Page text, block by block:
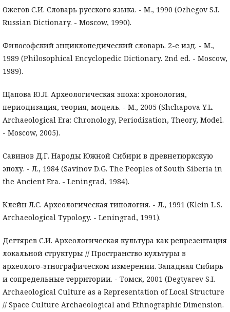
Ожегов С.И. Словарь русского языка. - М., 1990 (Ozhegov S.I.
Russian Dictionary. - Moscow, 1990).
Философский энциклопедический словарь. 2-е изд. - М.,
1989 (Philosophical Encyclopedic Dictionary. 2nd ed. - Moscow,
1989).
Щапова Ю.Л. Археологическая эпоха: хронология,
периодизация, теория, модель. - М., 2005 (Shchapova Y.L.
Archaeological Era: Chronology, Periodization, Theory, Model.
- Moscow, 2005).
Савинов Д.Г. Народы Южной Сибири в древнетюркскую
эпоху. - Л., 1984 (Savinov D.G. The Peoples of South Siberia in
the Ancient Era. - Leningrad, 1984).
Клейн Л.С. Археологическая типология. - Л., 1991 (Klein L.S.
Archaeological Typology. - Leningrad, 1991).
Дегтярев С.И. Археологическая культура как репрезентация
локальной структуры // Пространство культуры в
археолого-этнографическом измерении. Западная Сибирь
и сопредельные территории. - Томск, 2001 (Degtyarev S.I.
Archaeological Culture as a Representation of Local Structure
// Space Culture Archaeological and Ethnographic Dimension.